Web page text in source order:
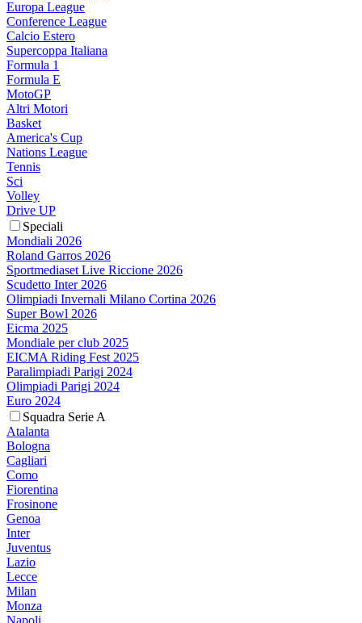
Europa League
Conference League
Calcio Estero
Supercoppa Italiana
Formula 1
Formula E
MotoGP
Altri Motori
Basket
America's Cup
Nations League
Tennis
Sci
Volley
Drive UP
Speciali
Mondiali 2026
Roland Garros 2026
Sportmediaset Live Riccione 2026
Scudetto Inter 2026
Olimpiadi Invernali Milano Cortina 2026
Super Bowl 2026
Eicma 2025
Mondiale per club 2025
EICMA Riding Fest 2025
Paralimpiadi Parigi 2024
Olimpiadi Parigi 2024
Euro 2024
Squadra Serie A
Atalanta
Bologna
Cagliari
Como
Fiorentina
Frosinone
Genoa
Inter
Juventus
Lazio
Lecce
Milan
Monza